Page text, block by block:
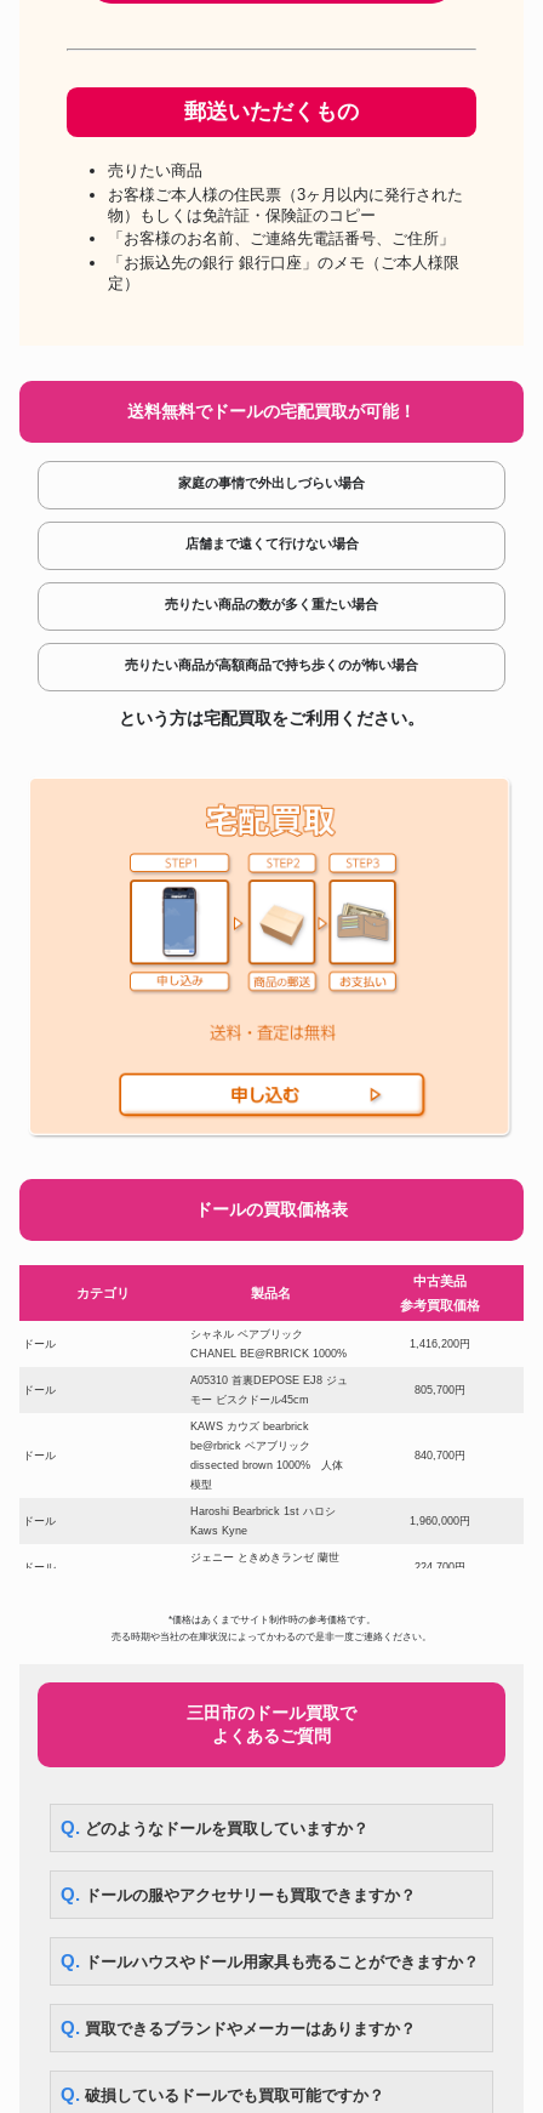
郵送いただくもの
売りたい商品
お客様ご本人様の住民票（3ヶ月以内に発行された
物）もしくは免許証・保険証のコピー
「お客様のお名前、ご連絡先電話番号、ご住所」
「お振込先の銀行 銀行口座」のメモ（ご本人様限
定）
送料無料でドールの宅配買取が可能！
家庭の事情で外出しづらい場合
店舗まで遠くて行けない場合
売りたい商品の数が多く重たい場合
売りたい商品が高額商品で持ち歩くのが怖い場合
という方は宅配買取をご利用ください。
ドールの買取価格表
カテゴリ 製品名
中古美品
参考買取価格
ドール
シャネル ベアブリック
CHANEL BE@RBRICK 1000%
1,416,200円
ドール
A05310 首裏DEPOSE EJ8 ジュ
モー ビスクドール45cm
805,700円
ドール
KAWS カウズ bearbrick
be@rbrick ベアブリック
dissected brown 1000% 人体
模型
840,700円
ドール
Haroshi Bearbrick 1st ハロシ
Kaws Kyne
1,960,000円
ドール
ジェニー ときめきランゼ 蘭世
224,700円
BAPE(R) ABC CAMO SHARK
BE@RBRICK ベイプ メディコ
297,500円
イデン SD 真紅
ドール
スーパードルフィー SDエリザベ
ライン 血盟騎士団 甲冑 フルセ
ット
カちゃんハウス 少女漫画家 牧美
也子イラスト付
まきまきカールのおしゃれなリ
175,700円
Kaws カウズ Pinocchio Wood
カリモク
BE@RBRICK エヴァンゲリオン
初号機 CHROME Ver.1000％
WORLD WIDE TOUR 3 開催記
*価格はあくまでサイト制作時の参考価格です。
売る時期や当社の在庫状況によってかわるので是非一度ご連絡ください。
三田市のドール買取で
よくあるご質問
Q. どのようなドールを買取していますか？
Q. ドールの服やアクセサリーも買取できますか？
Q. ドールハウスやドール用家具も売ることができますか？
Q. 買取できるブランドやメーカーはありますか？
Q. 破損しているドールでも買取可能ですか？